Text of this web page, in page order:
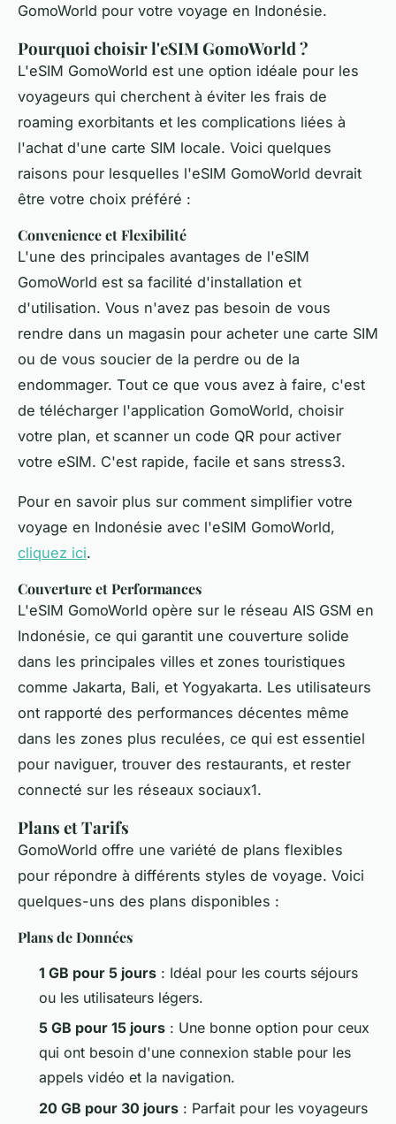
GomoWorld pour votre voyage en Indonésie.
Pourquoi choisir l'eSIM GomoWorld ?
L'eSIM GomoWorld est une option idéale pour les
voyageurs qui cherchent à éviter les frais de
roaming exorbitants et les complications liées à
l'achat d'une carte SIM locale. Voici quelques
raisons pour lesquelles l'eSIM GomoWorld devrait
être votre choix préféré :
Convenience et Flexibilité
L'une des principales avantages de l'eSIM
GomoWorld est sa facilité d'installation et
d'utilisation. Vous n'avez pas besoin de vous
rendre dans un magasin pour acheter une carte SIM
ou de vous soucier de la perdre ou de la
endommager. Tout ce que vous avez à faire, c'est
de télécharger l'application GomoWorld, choisir
votre plan, et scanner un code QR pour activer
votre eSIM. C'est rapide, facile et sans stress3.
Pour en savoir plus sur comment simplifier votre
voyage en Indonésie avec l'eSIM GomoWorld,
cliquez ici.
Couverture et Performances
L'eSIM GomoWorld opère sur le réseau AIS GSM en
Indonésie, ce qui garantit une couverture solide
dans les principales villes et zones touristiques
comme Jakarta, Bali, et Yogyakarta. Les utilisateurs
ont rapporté des performances décentes même
dans les zones plus reculées, ce qui est essentiel
pour naviguer, trouver des restaurants, et rester
connecté sur les réseaux sociaux1.
Plans et Tarifs
GomoWorld offre une variété de plans flexibles
pour répondre à différents styles de voyage. Voici
quelques-uns des plans disponibles :
Plans de Données
1 GB pour 5 jours : Idéal pour les courts séjours
ou les utilisateurs légers.
5 GB pour 15 jours : Une bonne option pour ceux
qui ont besoin d'une connexion stable pour les
appels vidéo et la navigation.
20 GB pour 30 jours : Parfait pour les voyageurs